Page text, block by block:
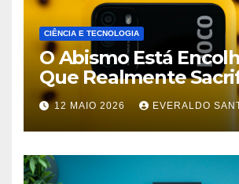
CIÊNCIA E TECNOLOGIA
O Abismo Está
Que Realmente
em Celulares
12 MAIO 2026 EVERALDO